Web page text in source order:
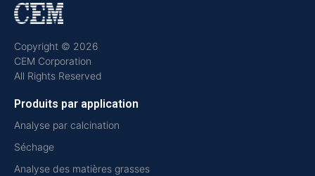
Copyright © 2026
CEM Corporation
All Rights Reserved
Produits par application
Analyse par calcination
Séchage
Analyse des matières grasses